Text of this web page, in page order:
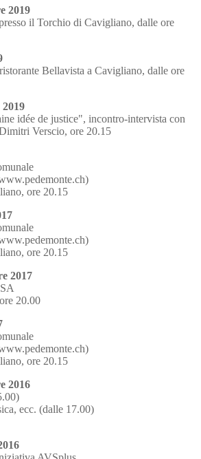
2019
il Torchio di Cavigliano, dalle ore
Bellavista a Cavigliano, dalle ore
idée de justice", incontro-intervista con
Verscio, ore 20.15
ore 20.15
ore 20.15
2017
20.00
ore 20.15
2016
ecc. (dalle 17.00)